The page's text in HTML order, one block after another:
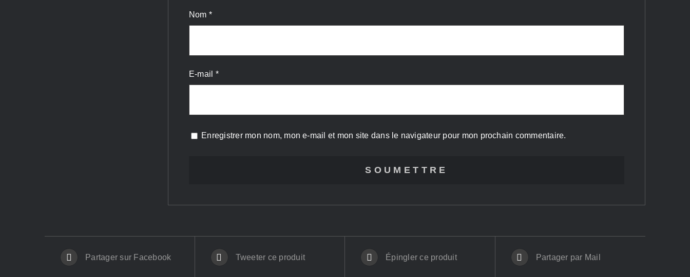
Nom *
E-mail *
Enregistrer mon nom, mon e-mail et mon site dans le navigateur pour mon prochain commentaire.
Partager sur Facebook Tweeter ce produit Épingler ce produit Partager par Mail